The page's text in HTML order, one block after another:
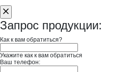
Запрос продукции:
Как к вам обратиться?
Укажите как к вам обратиться
Ваш телефон: